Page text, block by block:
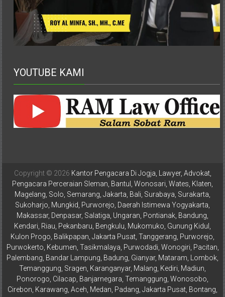
Surabaya,
Surakarta,
Sukoharjo,
Mungkid,
Daerah
Istimewa
Makassar,
Denpasar,
Salatiga,
Kendari,
Riau,
Pekanbaru,
Bengkulu,
Mukomuko,
Gunung
Kidul,
Kulon
Progo,
Balikpapan,
YOUTUBE KAMI
Copyright © 2026 Kantor Pengacara Di Jogja, Lawyer, Advokat,
Pengacara Perceraian Sleman, Bantul, Wonosari, Wates, Klaten,
Magelang, Solo, Semarang, Jakarta, Bali, Surabaya, Surakarta,
Sukoharjo, Mungkid, Purworejo, Daerah Istimewa Yogyakarta,
Makassar, Denpasar, Salatiga, Ungaran, Pontianak, Bandung,
Kendari, Riau, Pekanbaru, Bengkulu, Mukomuko, Gunung Kidul,
Kulon Progo, Balikpapan, Jakarta Pusat, Tanggerang, Purworejo,
Purwokerto, Kebumen, Tasikmalaya, Purwodadi, Wonogiri, Pacitan,
Palembang, Bandar Lampung, Badung, Gianyar, Mataram, Lombok,
Temanggung, Sragen, Karanganyar, Malang, Kediri, Madiun,
Ponorogo, Cilacap, Banjarnegara, Temanggung, Wonosobo,
Cirebon, Karawang, Aceh, Medan, Padang, Jakarta Pusat, Bontang,